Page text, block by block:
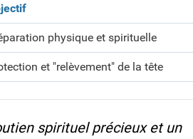
physique et spirituelle
et "relèvement" de la tête
spirituel précieux et un